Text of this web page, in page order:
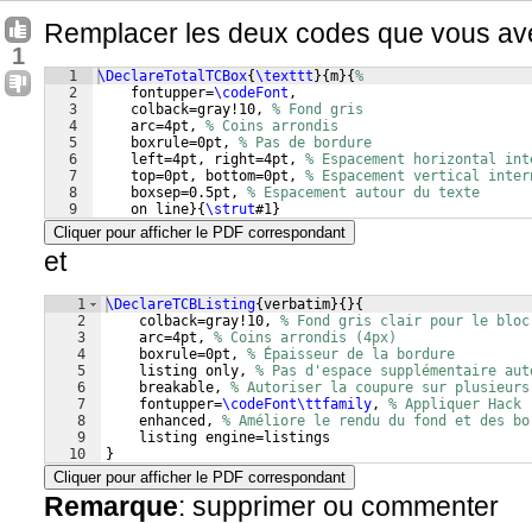
1
Remplacer les deux codes que vous
1
2
3
4
5
6
7
8
9
\DeclareTotalTCBox{\texttt }{m}{%
    fontupper=
\codeFont ,
    colback=gray!10,
% Fond gris
    arc=4pt,
% Coins arrondis
    boxrule=0pt,
% Pas de bordure
    left=4pt, right=4pt,
% Espacement horizontal
    top=0pt, bottom=0pt,
% Espacement vertical
    boxsep=0.5pt,
% Espacement autour du texte
    on line
}{\strut#1}
Cliquer pour afficher le PDF correspondant
et
1
2
3
4
5
6
7
8
9
10
\DeclareTCBListing{verbatim}{ }{
    colback=gray!10,
% Fond gris clair pour le bloc
    arc=4pt,
% Coins arrondis (4px)
    boxrule=0pt,
% Épaisseur de la bordure
    listing only,
% Pas d'espace supplémentaire
    breakable,
% Autoriser la coupure sur plusieurs
    fontupper=
\codeFont\ttfamily, % Appliquer Hack
    enhanced,
% Améliore le rendu du fond et des
    listing engine=listings
}
Cliquer pour afficher le PDF correspondant
Remarque: supprimer ou commenter